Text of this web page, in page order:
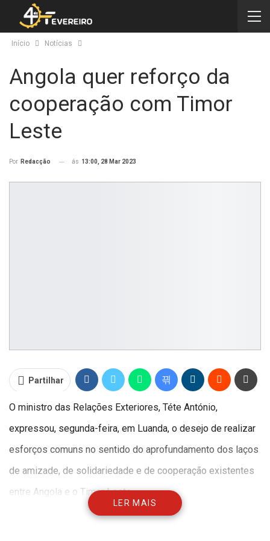
Início Notícias
Angola quer reforço da
cooperação com Timor
Leste
Por Redacção ás 13:00, 28 Mar 2023
Partilhar
O ministro das Relações Exteriores, Téte António,
expressou, segunda-feira, em Luanda, o desejo de realizar
esforços comuns no sentido do aprofundamento dos laços
de amizade, de solidariedade e de cooperação existentes
entre Angola e o Timor Leste.
O desejo do titular da pasta da diplomacia angolana foi
LER MAIS